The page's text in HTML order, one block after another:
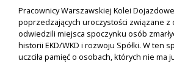
Pracownicy Warszawskiej Kolei
poprzedzających uroczystości związane z
odwiedzili miejsca spoczynku osób
historii EKD/WKD i rozwoju Spółki. W ten
uczciła pamięć o osobach, których nie ma